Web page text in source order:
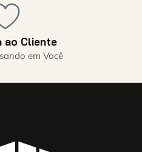
ao Cliente
em Você